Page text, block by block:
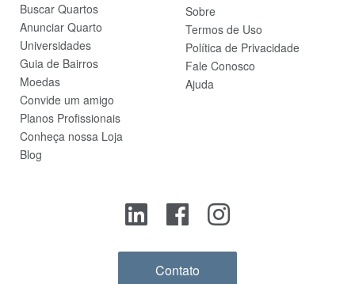
Buscar Quartos
Anunciar Quarto
Universidades
Guia de Bairros
Moedas
Convide um amigo
Planos Profissionais
Conheça nossa Loja
Blog
Sobre
Termos de Uso
Política de Privacidade
Fale Conosco
Ajuda
Contato